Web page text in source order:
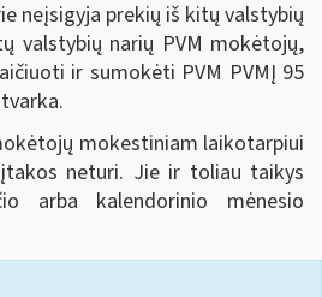
neįsigyja prekių iš kitų valstybių
valstybių narių PVM mokėtojų,
ir sumokėti PVM PVMĮ 95
mokestiniam laikotarpiui
neturi. Jie ir toliau taikys
arba kalendorinio mėnesio